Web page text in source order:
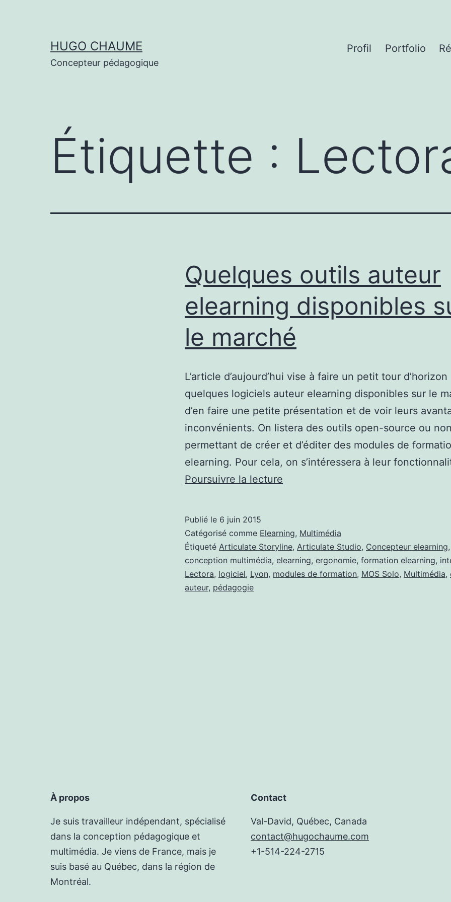
HUGO CHAUME
Concepteur pédagogique
Profil Portfolio
Étiquette :
Quelques outils auteur
elearning disponibles
le marché
L’article d’aujourd’hui vise à faire un petit tour d’horizon
quelques logiciels auteur elearning disponibles sur le
d’en faire une petite présentation et de voir leurs
inconvénients. On listera des outils open-source ou
permettant de créer et d’éditer des modules de
elearning. Pour cela, on s’intéressera à leur
Poursuivre la lecture
elearning
disponibles
sur
le
Publié le 6 juin 2015
Catégorisé comme Elearning, Multimédia
Étiqueté Articulate Storyline, Articulate Studio, Concepteur elearning,
conception multimédia, elearning, ergonomie, formation elearning,
Lectora, logiciel, Lyon, modules de formation, MOS Solo, Multimédia,
auteur, pédagogie
À propos
Je suis travailleur indépendant, spécialisé
dans la conception pédagogique et
multimédia. Je viens de France, mais je
suis basé au Québec, dans la région de
Montréal.
Contact
Val-David, Québec, Canada
contact@hugochaume.com
+1-514-224-2715